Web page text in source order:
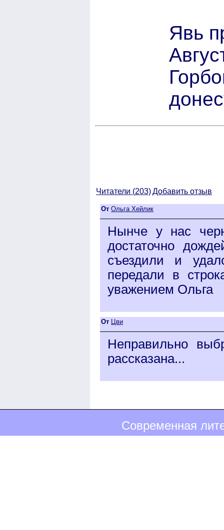
Явь
Читатели (203)Добавить отзыв
От Ольга Хейлик
Нынче у нас
достаточно
съездили и
передали в
уважением Ольга
От Цви
Неправильно
рассказана...
Современная